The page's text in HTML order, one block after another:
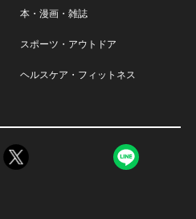
本・漫画・雑誌
スポーツ・アウトドア
ヘルスケア・フィットネス